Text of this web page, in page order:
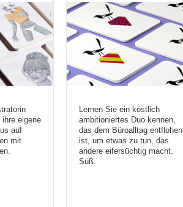
ihre eigene
auf
mit
Lernen Sie ein köstlich
ambitioniertes Duo kennen,
das dem Büroalltag entflohen
ist, um etwas zu tun, das
andere eifersüchtig macht.
Süß.